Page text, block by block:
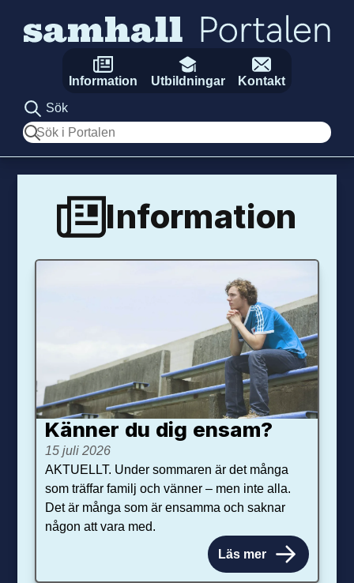
Information Utbildningar
Kontakt
Sök
Sök
Information
Känner du dig ensam?
15 juli 2026
AKTUELLT. Under sommaren är det många
som träffar familj och vänner – men inte alla.
Det är många som är ensamma och saknar
någon att vara med.
Läs mer